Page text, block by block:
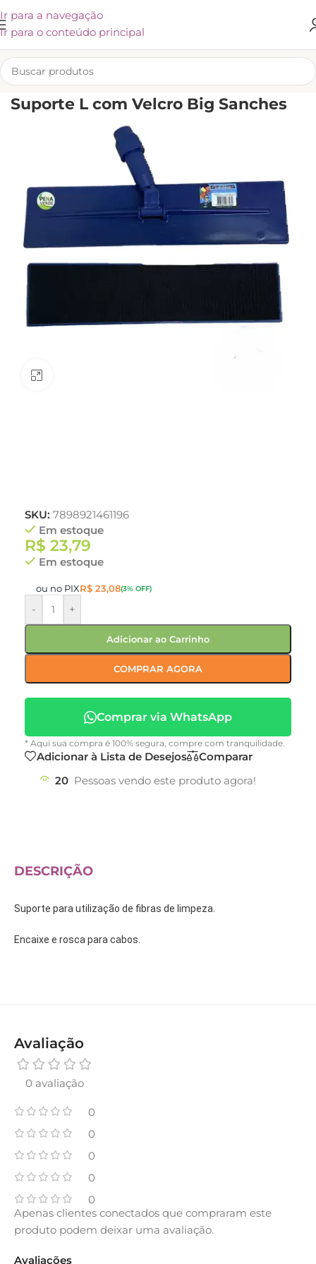
Ir para a navegação
Ir para o conteúdo principal
INÍCIO/KLIVEX
Suporte L com Velcro Big Sanches
SKU: 7898921461196
Em estoque
R$ 23,79
Em estoque
ou no PIXR$ 23,08(3% OFF)
- +
Adicionar ao Carrinho
COMPRAR AGORA
Comprar via WhatsApp
* Aqui sua compra é 100% segura, compre com tranquilidade.
Adicionar à Lista de Desejos
Comparar
20 Pessoas vendo este produto agora!
DESCRIÇÃO
Suporte para utilização de fibras de limpeza.
Encaixe e rosca para cabos.
Avaliação
0 avaliação
0
0
0
0
0
Avaliações
Apenas clientes conectados que compraram este
produto podem deixar uma avaliação.